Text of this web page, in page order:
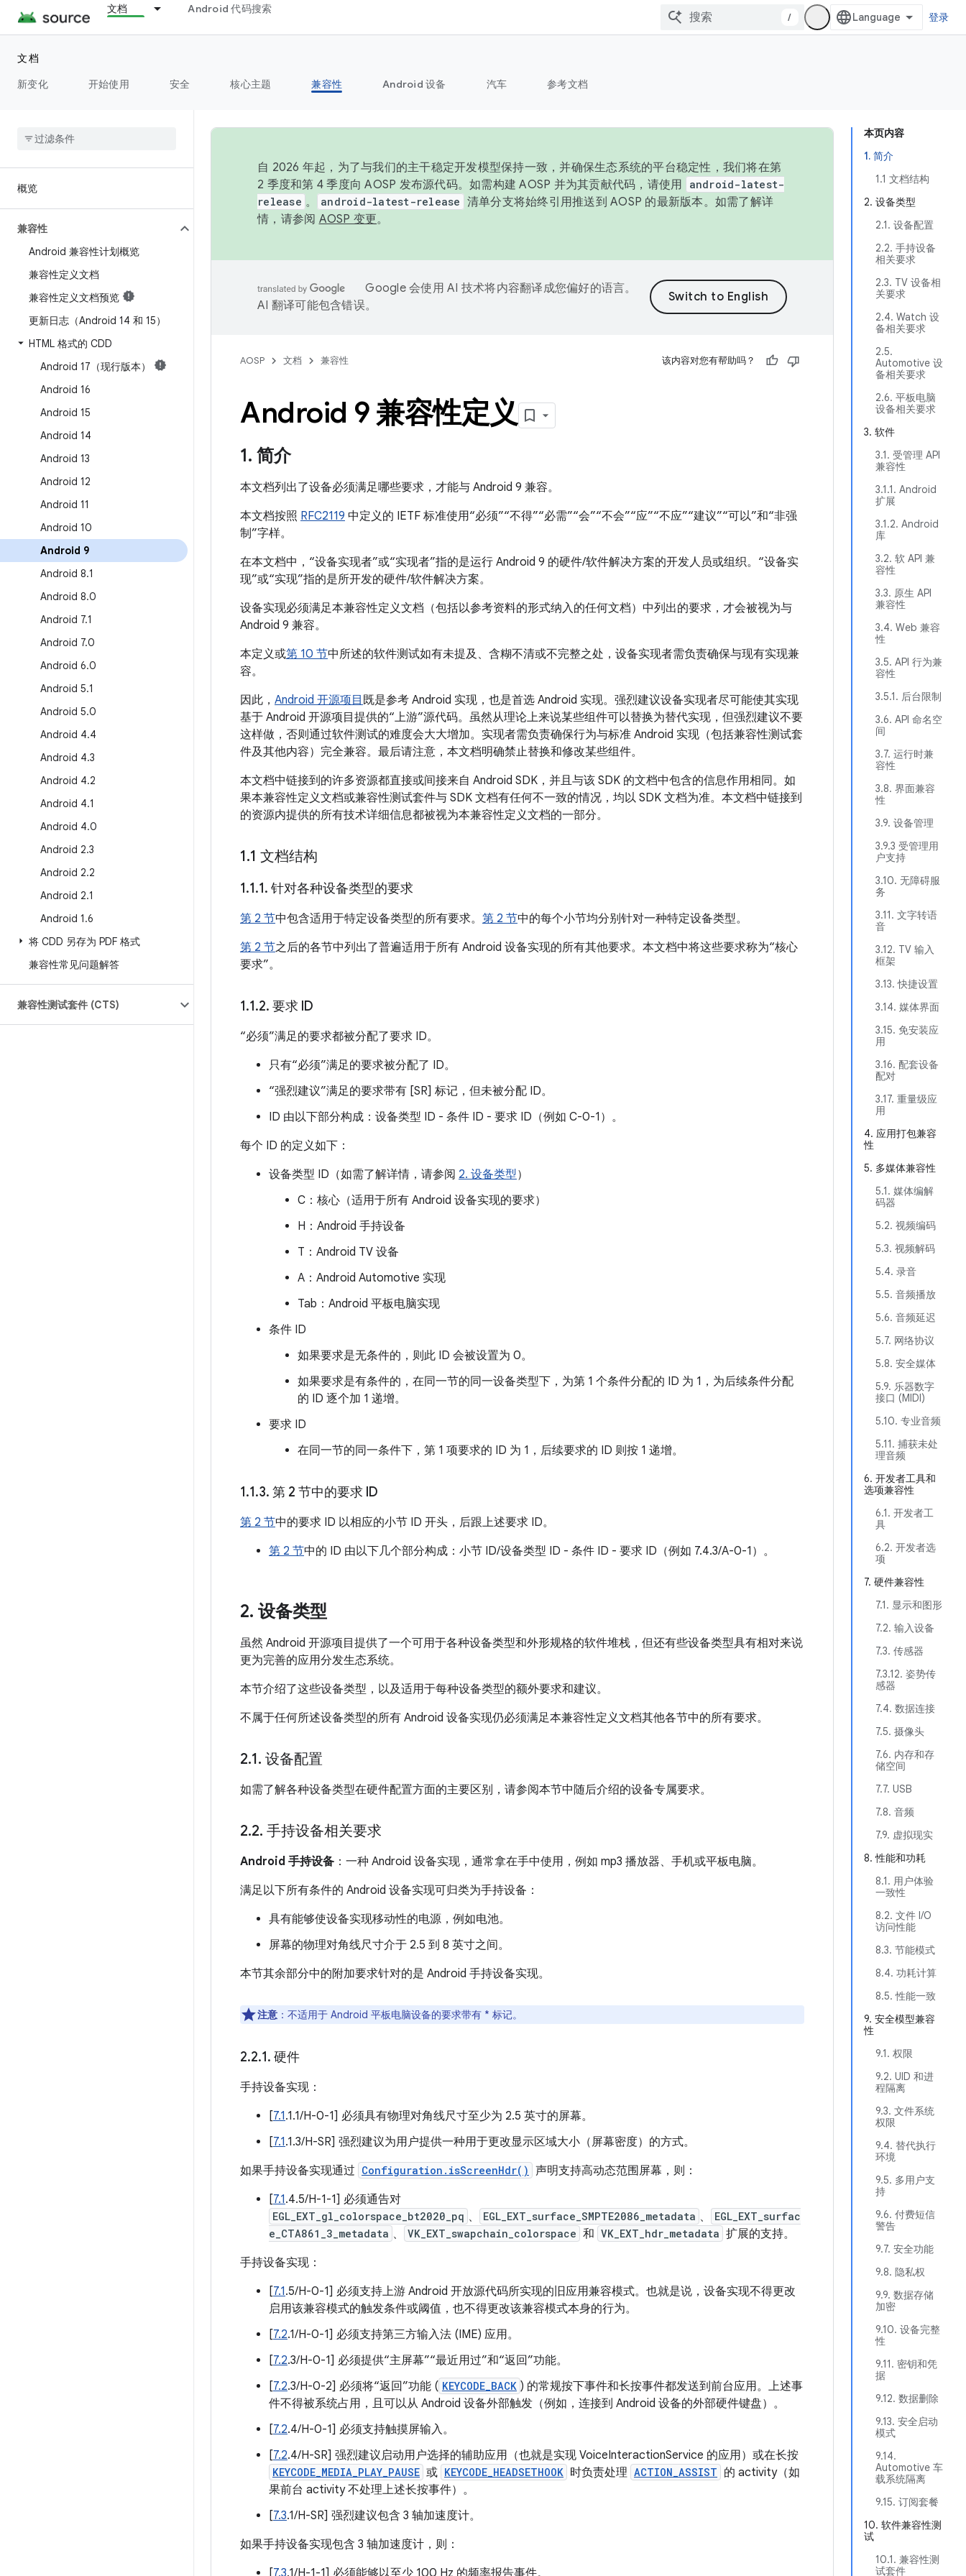
文档 Android 代码搜索
/ 登录
文档
新变化
开始使用 安全 核心主题 兼容性 Android 设备 汽车 参考文档
概览
兼容性
Android 兼容性计划概览
兼容性定义文档
兼容性定义文档预览
更新日志（Android 14 和 15）
HTML 格式的 CDD
Android 17（现行版本）
Android 16
Android 15
Android 14
Android 13
Android 12
Android 11
Android 10
Android 9
Android 8.1
Android 8.0
Android 7.1
Android 7.0
Android 6.0
Android 5.1
Android 5.0
Android 4.4
Android 4.3
Android 4.2
Android 4.1
Android 4.0
Android 2.3
Android 2.2
Android 2.1
Android 1.6
将 CDD 另存为 PDF 格式
兼容性常见问题解答
兼容性测试套件 (CTS)
本页内容
1. 简介
1.1 文档结构
2. 设备类型
2.1. 设备配置
2.2. 手持设备
相关要求
2.3. TV 设备相
关要求
2.4. Watch 设
备相关要求
2.5.
Automotive 设
备相关要求
2.6. 平板电脑
设备相关要求
3. 软件
3.1. 受管理 API
兼容性
3.1.1. Android
扩展
3.1.2. Android
库
3.2. 软 API 兼
容性
3.3. 原生 API
兼容性
3.4. Web 兼容
性
3.5. API 行为兼
容性
3.5.1. 后台限制
3.6. API 命名空
间
3.7. 运行时兼
容性
3.8. 界面兼容
性
3.9. 设备管理
3.9.3 受管理用
户支持
3.10. 无障碍服
务
3.11. 文字转语
音
3.12. TV 输入
框架
3.13. 快捷设置
3.14. 媒体界面
3.15. 免安装应
用
3.16. 配套设备
配对
3.17. 重量级应
用
4. 应用打包兼容
性
5. 多媒体兼容性
5.1. 媒体编解
码器
5.2. 视频编码
5.3. 视频解码
5.4. 录音
5.5. 音频播放
5.6. 音频延迟
5.7. 网络协议
5.8. 安全媒体
5.9. 乐器数字
接口 (MIDI)
5.10. 专业音频
5.11. 捕获未处
理音频
6. 开发者工具和
选项兼容性
6.1. 开发者工
具
6.2. 开发者选
项
7. 硬件兼容性
7.1. 显示和图形
7.2. 输入设备
7.3. 传感器
7.3.12. 姿势传
感器
7.4. 数据连接
7.5. 摄像头
7.6. 内存和存
储空间
7.7. USB
7.8. 音频
7.9. 虚拟现实
8. 性能和功耗
8.1. 用户体验
一致性
8.2. 文件 I/O
访问性能
8.3. 节能模式
8.4. 功耗计算
8.5. 性能一致
9. 安全模型兼容
性
9.1. 权限
9.2. UID 和进
程隔离
9.3. 文件系统
权限
9.4. 替代执行
环境
9.5. 多用户支
持
9.6. 付费短信
警告
9.7. 安全功能
9.8. 隐私权
9.9. 数据存储
加密
9.10. 设备完整
性
9.11. 密钥和凭
据
9.12. 数据删除
9.13. 安全启动
模式
9.14.
Automotive 车
载系统隔离
9.15. 订阅套餐
10. 软件兼容性测
试
10.1. 兼容性测
试套件
自 2026 年起，为了与我们的主干稳定开发模型保持一致，并确保生态系统的平台稳定性，我们将在第
2 季度和第 4 季度向 AOSP 发布源代码。如需构建 AOSP 并为其贡献代码，请使用
android-latest-
release 。 android-latest-release 清单分支将始终引用推送到 AOSP 的最新版本。如需了解详
情，请参阅 AOSP 变更。
Google 会使用 AI 技术将内容翻译成您偏好的语言。
AI 翻译可能包含错误。
AOSP 文档 兼容性 该内容对您有帮助吗？
Android 9 兼容性定义
1. 简介
本文档列出了设备必须满足哪些要求，才能与 Android 9 兼容。
本文档按照 RFC2119 中定义的 IETF 标准使用“必须”“不得”“必需”“会”“不会”“应”“不应”“建议”“可以”和“非强
制”字样。
在本文档中，“设备实现者”或“实现者”指的是运行 Android 9 的硬件/软件解决方案的开发人员或组织。“设备实
现”或“实现”指的是所开发的硬件/软件解决方案。
设备实现必须满足本兼容性定义文档（包括以参考资料的形式纳入的任何文档）中列出的要求，才会被视为与
Android 9 兼容。
本定义或第 10 节中所述的软件测试如有未提及、含糊不清或不完整之处，设备实现者需负责确保与现有实现兼
容。
因此， Android 开源项目 既是参考 Android 实现，也是首选 Android 实现。强烈建议设备实现者尽可能使其实现
基于 Android 开源项目提供的“上游”源代码。虽然从理论上来说某些组件可以替换为替代实现，但强烈建议不要
这样做，否则通过软件测试的难度会大大增加。实现者需负责确保行为与标准 Android 实现（包括兼容性测试套
件及其他内容）完全兼容。最后请注意，本文档明确禁止替换和修改某些组件。
本文档中链接到的许多资源都直接或间接来自 Android SDK，并且与该 SDK 的文档中包含的信息作用相同。如
果本兼容性定义文档或兼容性测试套件与 SDK 文档有任何不一致的情况，均以 SDK 文档为准。本文档中链接到
的资源内提供的所有技术详细信息都被视为本兼容性定义文档的一部分。
1.1 文档结构
1.1.1. 针对各种设备类型的要求
第 2 节中包含适用于特定设备类型的所有要求。 第 2 节中的每个小节均分别针对一种特定设备类型。
第 2 节之后的各节中列出了普遍适用于所有 Android 设备实现的所有其他要求。本文档中将这些要求称为“核心
要求”。
1.1.2. 要求 ID
“必须”满足的要求都被分配了要求 ID。
只有“必须”满足的要求被分配了 ID。
“强烈建议”满足的要求带有 [SR] 标记，但未被分配 ID。
ID 由以下部分构成：设备类型 ID - 条件 ID - 要求 ID（例如 C-0-1）。
每个 ID 的定义如下：
设备类型 ID（如需了解详情，请参阅 2. 设备类型）
C：核心（适用于所有 Android 设备实现的要求）
H：Android 手持设备
T：Android TV 设备
A：Android Automotive 实现
Tab：Android 平板电脑实现
条件 ID
如果要求是无条件的，则此 ID 会被设置为 0。
如果要求是有条件的，在同一节的同一设备类型下，为第 1 个条件分配的 ID 为 1，为后续条件分配
的 ID 逐个加 1 递增。
要求 ID
在同一节的同一条件下，第 1 项要求的 ID 为 1，后续要求的 ID 则按 1 递增。
1.1.3. 第 2 节中的要求 ID
第 2 节中的要求 ID 以相应的小节 ID 开头，后跟上述要求 ID。
第 2 节中的 ID 由以下几个部分构成：小节 ID/设备类型 ID - 条件 ID - 要求 ID（例如 7.4.3/A-0-1）。
2. 设备类型
虽然 Android 开源项目提供了一个可用于各种设备类型和外形规格的软件堆栈，但还有些设备类型具有相对来说
更为完善的应用分发生态系统。
本节介绍了这些设备类型，以及适用于每种设备类型的额外要求和建议。
不属于任何所述设备类型的所有 Android 设备实现仍必须满足本兼容性定义文档其他各节中的所有要求。
2.1. 设备配置
如需了解各种设备类型在硬件配置方面的主要区别，请参阅本节中随后介绍的设备专属要求。
2.2. 手持设备相关要求
Android 手持设备 ：一种 Android 设备实现，通常拿在手中使用，例如 mp3 播放器、手机或平板电脑。
满足以下所有条件的 Android 设备实现可归类为手持设备：
具有能够使设备实现移动性的电源，例如电池。
屏幕的物理对角线尺寸介于 2.5 到 8 英寸之间。
本节其余部分中的附加要求针对的是 Android 手持设备实现。
注意 ：不适用于 Android 平板电脑设备的要求带有 * 标记。
2.2.1. 硬件
手持设备实现：
[7.1.1.1/H-0-1] 必须具有物理对角线尺寸至少为 2.5 英寸的屏幕。
[7.1.1.3/H-SR] 强烈建议为用户提供一种用于更改显示区域大小（屏幕密度）的方式。
如果手持设备实现通过 Configuration.isScreenHdr() 声明支持高动态范围屏幕，则：
[7.1.4.5/H-1-1] 必须通告对
EGL_EXT_gl_colorspace_bt2020_pq 、 EGL_EXT_surface_SMPTE2086_metadata 、
EGL_EXT_surfac
e_CTA861_3_metadata 、 VK_EXT_swapchain_colorspace 和 VK_EXT_hdr_metadata 扩展的支持。
手持设备实现：
[7.1.5/H-0-1] 必须支持上游 Android 开放源代码所实现的旧应用兼容模式。也就是说，设备实现不得更改
启用该兼容模式的触发条件或阈值，也不得更改该兼容模式本身的行为。
[7.2.1/H-0-1] 必须支持第三方输入法 (IME) 应用。
[7.2.3/H-0-1] 必须提供“主屏幕”“最近用过”和“返回”功能。
[7.2.3/H-0-2] 必须将“返回”功能 ( KEYCODE_BACK ) 的常规按下事件和长按事件都发送到前台应用。上述事
件不得被系统占用，且可以从 Android 设备外部触发（例如，连接到 Android 设备的外部硬件键盘）。
[7.2.4/H-0-1] 必须支持触摸屏输入。
[7.2.4/H-SR] 强烈建议启动用户选择的辅助应用（也就是实现 VoiceInteractionService 的应用）或在长按
KEYCODE_MEDIA_PLAY_PAUSE 或 KEYCODE_HEADSETHOOK 时负责处理 ACTION_ASSIST 的 activity（如
果前台 activity 不处理上述长按事件）。
[7.3.1/H-SR] 强烈建议包含 3 轴加速度计。
如果手持设备实现包含 3 轴加速度计，则：
[7.3.1/H-1-1] 必须能够以至少 100 Hz 的频率报告事件。